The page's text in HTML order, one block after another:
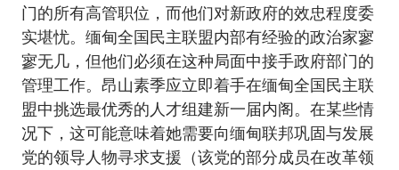
门的所有高管职位，而他们对新政府的效忠程度委
实堪忧。缅甸全国民主联盟内部有经验的政治家寥
寥无几，但他们必须在这种局面中接手政府部门的
管理工作。昂山素季应立即着手在缅甸全国民主联
盟中挑选最优秀的人才组建新一届内阁。在某些情
况下，这可能意味着她需要向缅甸联邦巩固与发展
党的领导人物寻求支援（该党的部分成员在改革领